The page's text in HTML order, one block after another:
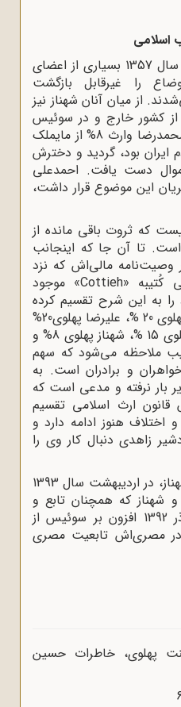
اسلامی
با نزدیک شدن به اواسط سال 1357 بسیاری از اعضای
را غیرقابل بازگشت
از میان آنان شهناز نیز
از کشور خارج و در سوئیس
مقیم شد. وی پس از مرگ محمدرضا وارث 8% از مایملک
بود، گردید و دخترش
از آن اموال دست یافت. احمدعلی
این موضوع قرار داشت،
که ثروت باقی مانده از
تا آن جا که اینجانب
وصیت‌نامه مالی‌اش که نزد
کُتیبه «Cottieh» موجود
به این شرح تقسیم کرده
است: فرح پهلوی20%، رضا پهلوی 20 %، علیرضا پهلوی20%
، فرحناز پهلوی 15 %، لیلا پهلوی 15 %، شهناز پهلوی 8% و
بدین ترتیب ملاحظه می‌شود که سهم
و برادران است. به
بار نرفته و مدعی است که
ارث اسلامی تقسیم
هنوز ادامه دارد و
زاهدی دنبال کار وی را
خسرو جهانبانی، همسر شهناز، در اردیبهشت سال 1393
شهناز که همچنان تابع و
مقیم آن کشور است، در آذر 1392 افزون بر سوئیس از
مصری‌اش تابعیت مصری
پهلوی، خاطرات حسین